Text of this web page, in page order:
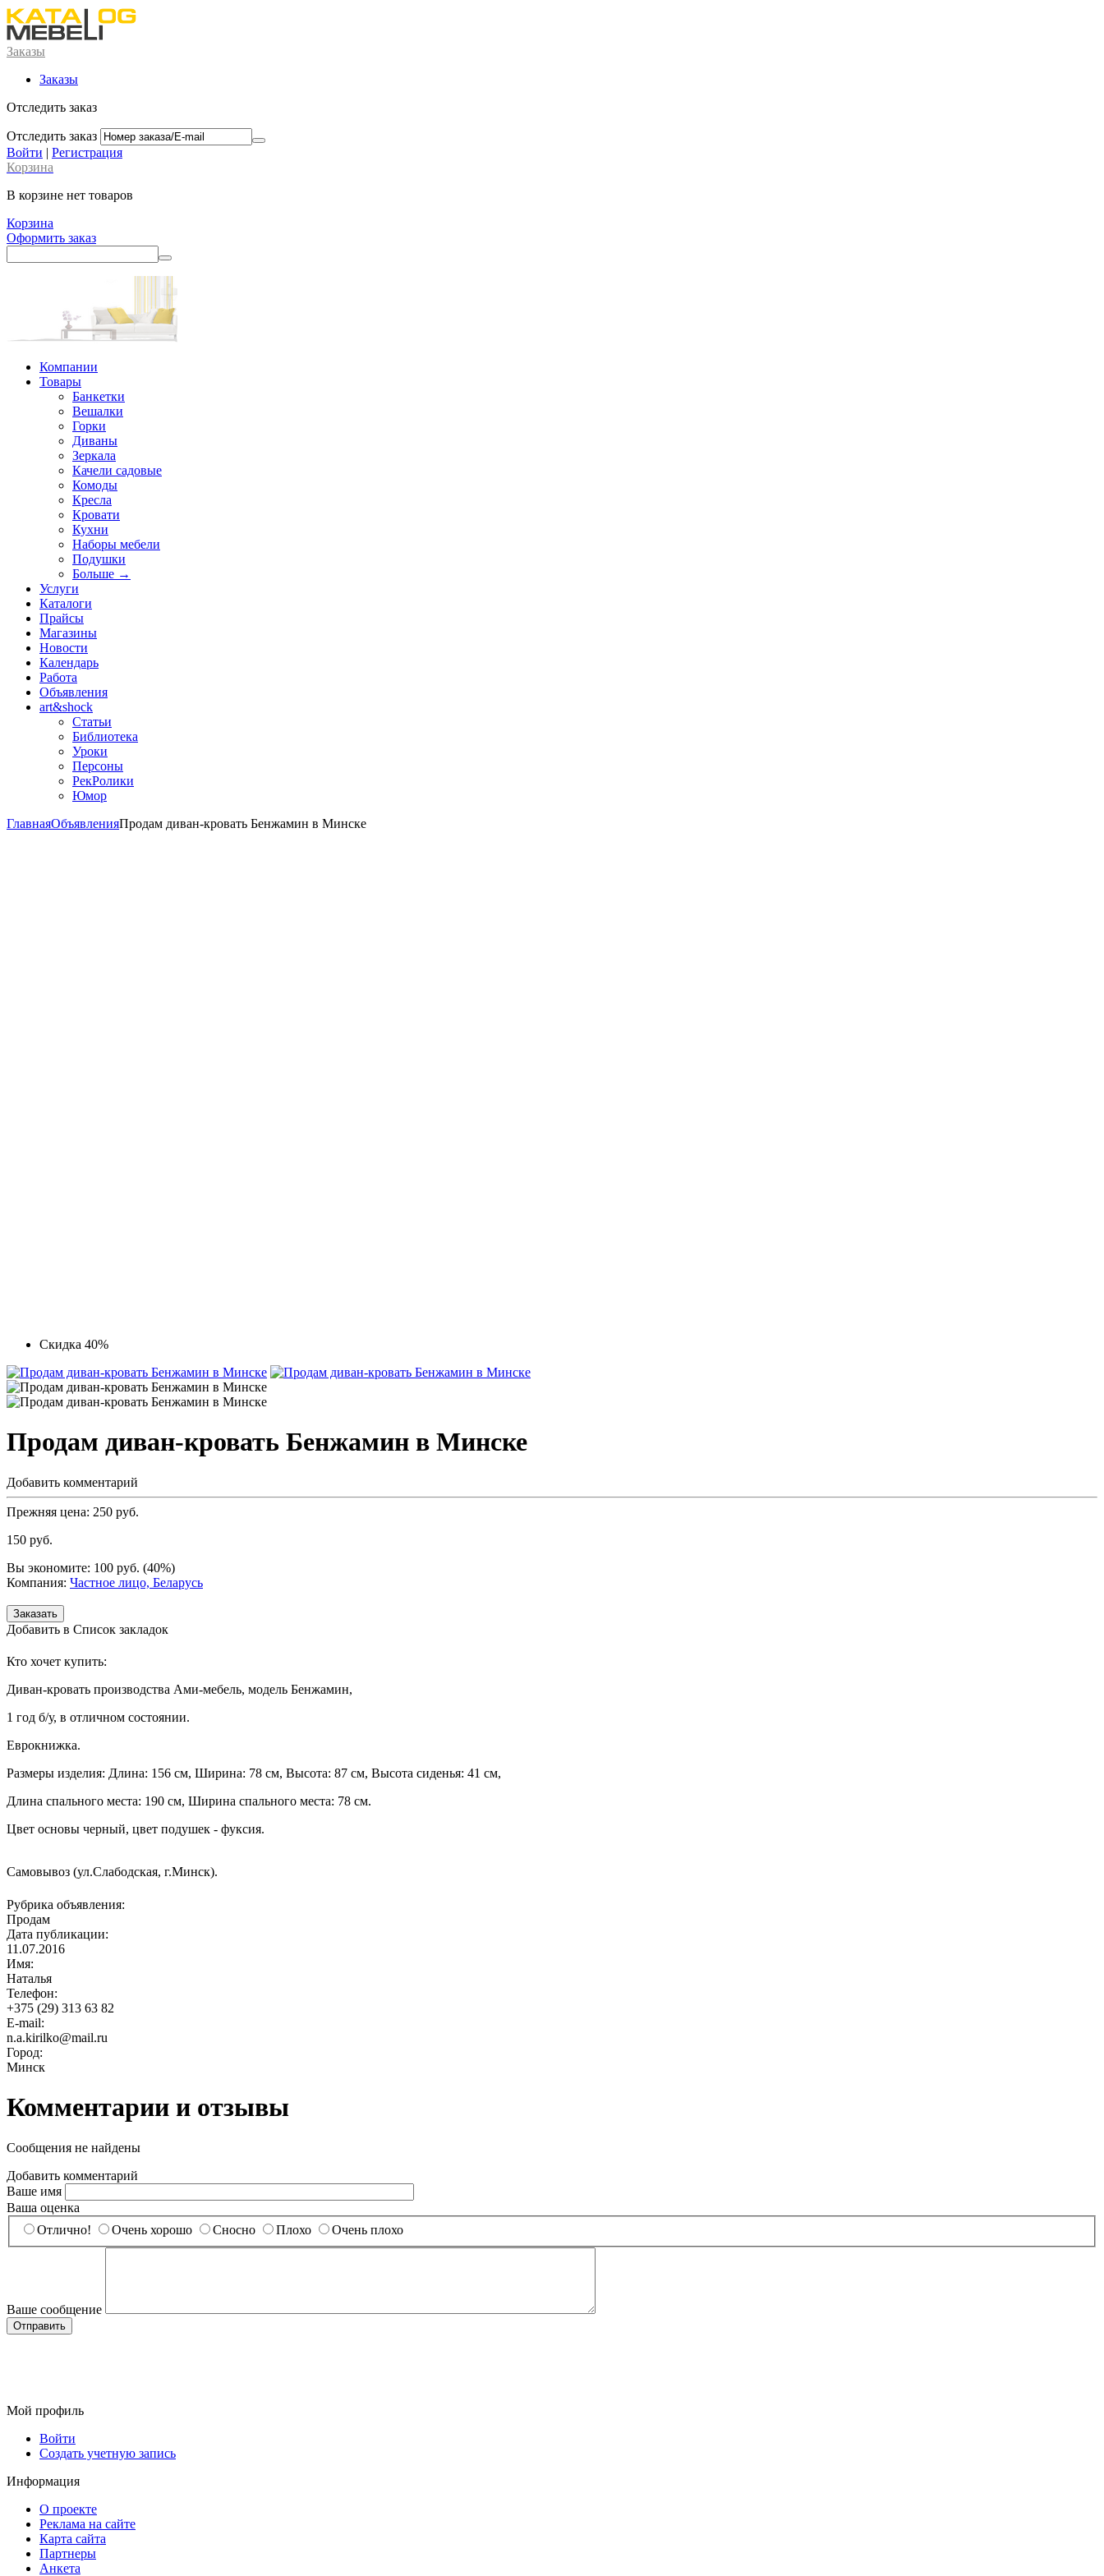
Заказы
Заказы
Отследить заказ
Отследить заказ
Войти | Регистрация
Корзина
В корзине нет товаров
Корзина
Оформить заказ
Компании
Товары
Банкетки
Вешалки
Горки
Диваны
Зеркала
Качели садовые
Комоды
Кресла
Кровати
Кухни
Наборы мебели
Подушки
Больше →
Услуги
Каталоги
Прайсы
Магазины
Новости
Календарь
Работа
Объявления
art&shock
Статьи
Библиотека
Уроки
Персоны
РекРолики
Юмор
ГлавнаяОбъявленияПродам диван-кровать Бенжамин в Минске
Скидка 40%
Продам диван-кровать Бенжамин в Минске
Добавить комментарий
Прежняя цена: 250 руб.
150 руб.
Вы экономите: 100 руб. (40%)
Компания: Частное лицо, Беларусь
Добавить в Список закладок
Кто хочет купить:
Диван-кровать производства Ами-мебель, модель Бенжамин,
1 год б/у, в отличном состоянии.
Еврокнижка.
Размеры изделия: Длина: 156 см, Ширина: 78 см, Высота: 87 см, Высота сиденья: 41 см,
Длина спального места: 190 см, Ширина спального места: 78 см.
Цвет основы черный, цвет подушек - фуксия.
Самовывоз (ул.Слабодская, г.Минск).
Рубрика объявления:
Продам
Дата публикации:
11.07.2016
Имя:
Наталья
Телефон:
+375 (29) 313 63 82
E-mail:
n.a.kirilko@mail.ru
Город:
Минск
Комментарии и отзывы
Сообщения не найдены
Добавить комментарий
Ваше имя
Ваша оценка
Отлично!
Очень хорошо Сносно Плохо Очень плохо
Ваше сообщение
Мой профиль
Войти
Создать учетную запись
Информация
О проекте
Реклама на сайте
Карта сайта
Партнеры
Анкета